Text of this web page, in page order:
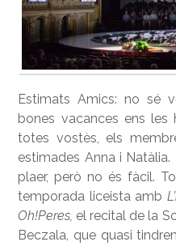
Estimats Amics: no sé
bones vacances ens les
totes vostès, els
estimades Anna i
plaer, però no és fàcil.
temporada liceista amb
Oh!Peres, el recital de la
Beczala, que quasi